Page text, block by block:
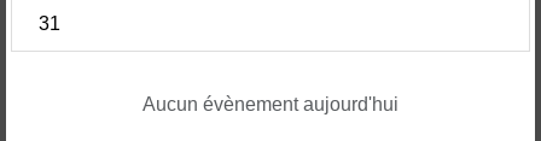
31
Aucun évènement aujourd'hui